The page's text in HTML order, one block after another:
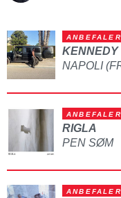
ANBEFALER
KENNEDY
ANBEFALER
RIGLA
PEN SØM
ANBEFALER